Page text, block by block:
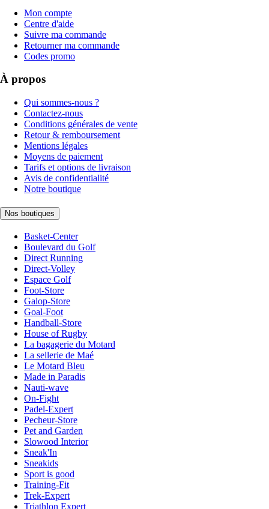
Mon compte
Centre d'aide
Suivre ma commande
Retourner ma commande
Codes promo
À propos
Qui sommes-nous ?
Contactez-nous
Conditions générales de vente
Retour & remboursement
Mentions légales
Moyens de paiement
Tarifs et options de livraison
Avis de confidentialité
Notre boutique
Nos boutiques
Basket-Center
Boulevard du Golf
Direct Running
Direct-Volley
Espace Golf
Foot-Store
Galop-Store
Goal-Foot
Handball-Store
House of Rugby
La bagagerie du Motard
La sellerie de Maé
Le Motard Bleu
Made in Paradis
Nauti-wave
On-Fight
Padel-Expert
Pecheur-Store
Pet and Garden
Slowood Interior
Sneak'In
Sneakids
Sport is good
Training-Fit
Trek-Expert
Triathlon Expert